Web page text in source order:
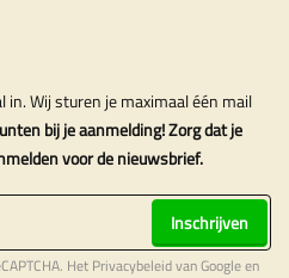
Wij sturen je maximaal één mail
bij je aanmelding! Zorg dat je
voor de nieuwsbrief.
Inschrijven
Het Privacybeleidvan Google en